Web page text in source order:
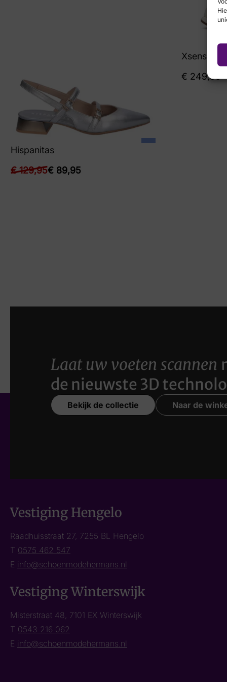
Hispanitas
€129,95€ 89,95
Xsensible
€ 249,95
Laat uw voeten scannen
de nieuwste 3D
Bekijk de collectie Naar de
Vestiging Hengelo
Raadhuisstraat 27, 7255 BL Hengelo
T 0575 462 547
E info@schoenmodehermans.nl
Vestiging Winterswijk
Misterstraat 48, 7101 EX Winterswijk
T 0543 216 062
E info@schoenmodehermans.nl